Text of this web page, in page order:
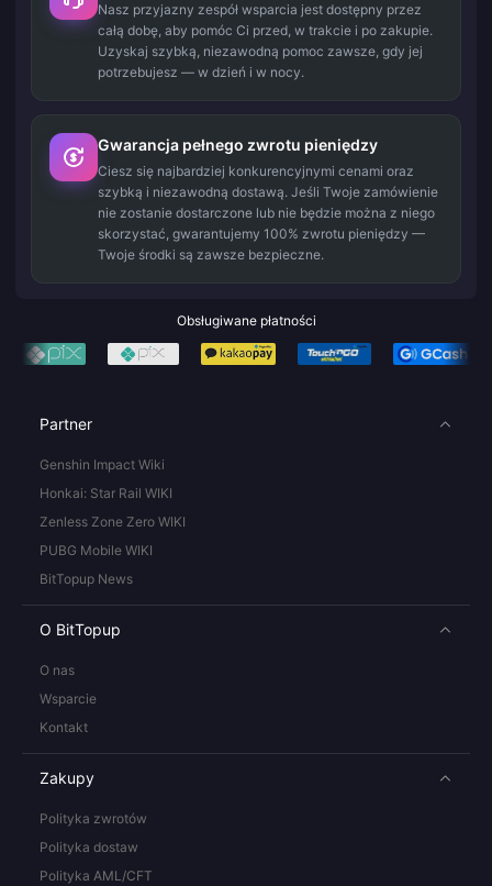
Nasz przyjazny zespół wsparcia jest dostępny przez
całą dobę, aby pomóc Ci przed, w trakcie i po zakupie.
Uzyskaj szybką, niezawodną pomoc zawsze, gdy jej
potrzebujesz — w dzień i w nocy.
Gwarancja pełnego zwrotu pieniędzy
Ciesz się najbardziej konkurencyjnymi cenami oraz
szybką i niezawodną dostawą. Jeśli Twoje zamówienie
nie zostanie dostarczone lub nie będzie można z niego
skorzystać, gwarantujemy 100% zwrotu pieniędzy —
Twoje środki są zawsze bezpieczne.
Obsługiwane płatności
Partner
Genshin Impact Wiki
Honkai: Star Rail WIKI
Zenless Zone Zero WIKI
PUBG Mobile WIKI
BitTopup News
O BitTopup
O nas
Wsparcie
Kontakt
Zakupy
Polityka zwrotów
Polityka dostaw
Polityka AML/CFT